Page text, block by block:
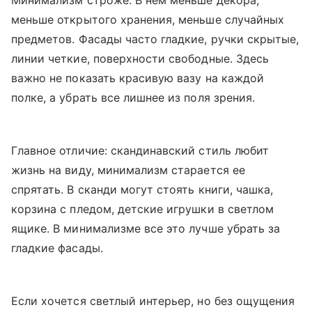
меньше открытого хранения, меньше случайных
предметов. Фасады часто гладкие, ручки скрытые,
линии четкие, поверхности свободные. Здесь
важно не показать красивую вазу на каждой
полке, а убрать все лишнее из поля зрения.
Главное отличие: скандинавский стиль любит
жизнь на виду, минимализм старается ее
спрятать. В сканди могут стоять книги, чашка,
корзина с пледом, детские игрушки в светлом
ящике. В минимализме все это лучше убрать за
гладкие фасады.
Если хочется светлый интерьер, но без ощущения